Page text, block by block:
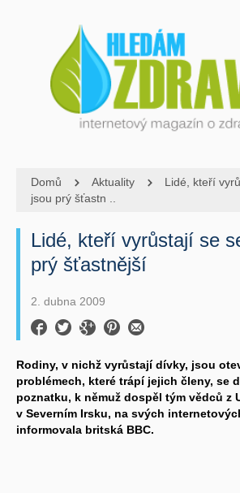
Domů Aktuality
Lidé, kteří
jsou prý šťastn ..
Lidé, kteří vyrůstají se
prý šťastnější
2. dubna 2009
Rodiny, v nichž vyrůstají dívky, jsou
problémech, které trápí jejich členy, se
poznatku, k němuž dospěl tým vědců z
v Severním Irsku, na svých
informovala britská BBC.